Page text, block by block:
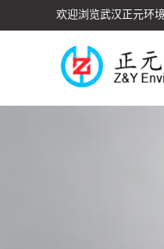
欢迎浏览武汉正元环